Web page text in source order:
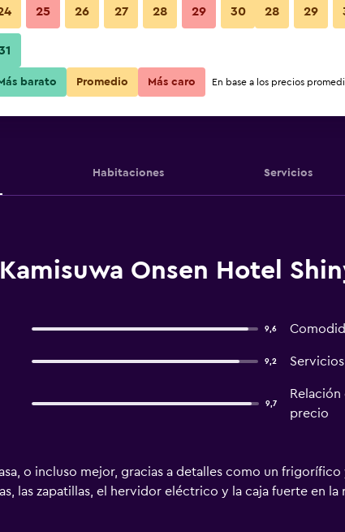
Fotos
Habitaciones Servicios
Onsen Hotel
9,6
9,2 Servicios
9,7
precio
o incluso mejor, gracias a detalles como un
las zapatillas, el hervidor eléctrico y la caja fuerte en la
25 26 27 28 29 30 28 29
barato Promedio Más caro En base a los precios